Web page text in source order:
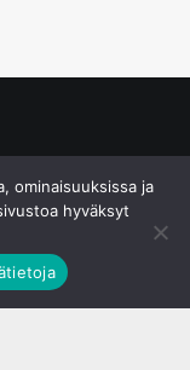
ominaisuuksissa ja
hyväksyt